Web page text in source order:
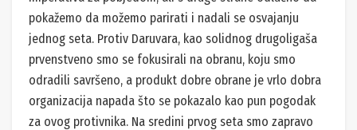
pokažemo da možemo parirati i nadali se osvajanju
jednog seta. Protiv Daruvara, kao solidnog drugoligaša
prvenstveno smo se fokusirali na obranu, koju smo
odradili savršeno, a produkt dobre obrane je vrlo dobra
organizacija napada što se pokazalo kao pun pogodak
za ovog protivnika. Na sredini prvog seta smo zapravo